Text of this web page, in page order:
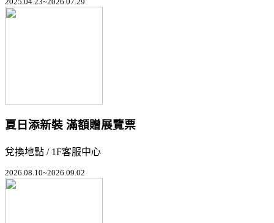
夏日添新裝 滿額贈展覽票
兌換地點 / 1F客服中心
2026.08.10~2026.09.02